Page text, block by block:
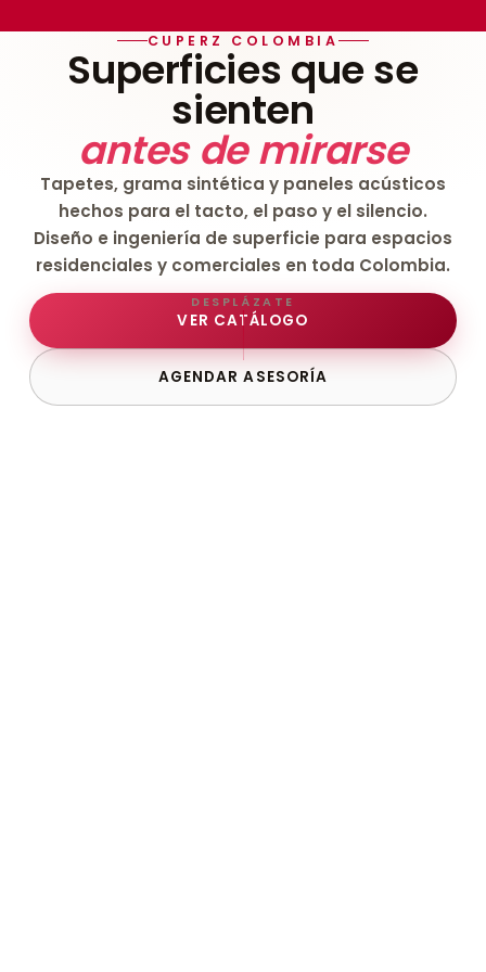
CUPERZ COLOMBIA
Superficies que se
sienten
antes de mirarse
Tapetes, grama sintética y paneles acústicos
hechos para el tacto, el paso y el silencio.
Diseño e ingeniería de superficie para espacios
residenciales y comerciales en toda Colombia.
VER CATÁLOGO
AGENDAR ASESORÍA
DESPLÁZATE